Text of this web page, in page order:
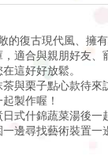
的復古現代風、擁
適合與親朋好友、
這好好放鬆。
與栗子點心款待來
製作喔！
式什錦蔬菜湯後一
邊尋找藝術裝置一